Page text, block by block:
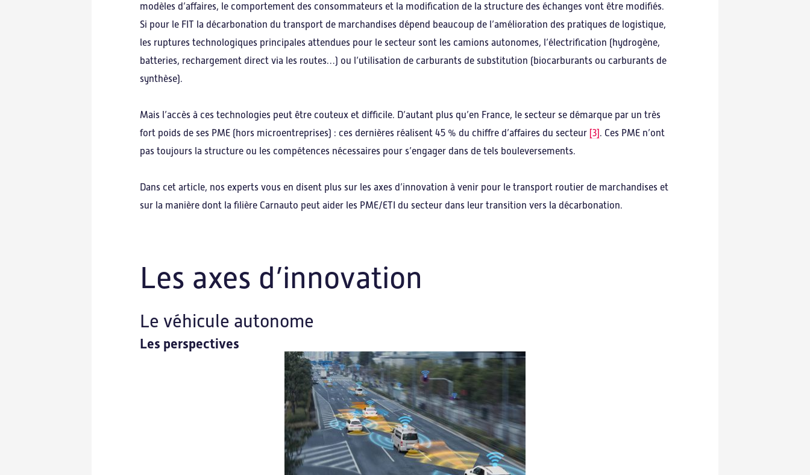
modèles d’affaires, le comportement des consommateurs et la modification de la structure des échanges vont être modifiés.
Si pour le FIT la décarbonation du transport de marchandises dépend beaucoup de l’amélioration des pratiques de logistique,
les ruptures technologiques principales attendues pour le secteur sont les camions autonomes, l’électrification (hydrogène,
batteries, rechargement direct via les routes…) ou l’utilisation de carburants de substitution (biocarburants ou carburants de
synthèse).
Mais l’accès à ces technologies peut être couteux et difficile. D’autant plus qu’en France, le secteur se démarque par un très
fort poids de ses PME (hors microentreprises) : ces dernières réalisent 45 % du chiffre d’affaires du secteur [3]. Ces PME n’ont
pas toujours la structure ou les compétences nécessaires pour s’engager dans de tels bouleversements.
Dans cet article, nos experts vous en disent plus sur les axes d’innovation à venir pour le transport routier de marchandises et
sur la manière dont la filière Carnauto peut aider les PME/ETI du secteur dans leur transition vers la décarbonation.
Les axes d’innovation
Le véhicule autonome
Les perspectives